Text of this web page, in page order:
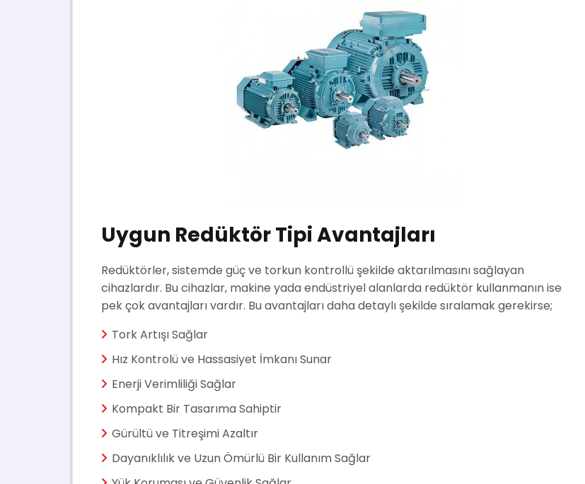
Uygun Redüktör Tipi Avantajları
Redüktörler, sistemde güç ve torkun kontrollü şekilde aktarılmasını sağlayan
cihazlardır. Bu cihazlar, makine yada endüstriyel alanlarda redüktör kullanmanın ise
pek çok avantajları vardır. Bu avantajları daha detaylı şekilde sıralamak gerekirse;
Tork Artışı Sağlar
Hız Kontrolü ve Hassasiyet İmkanı Sunar
Enerji Verimliliği Sağlar
Kompakt Bir Tasarıma Sahiptir
Gürültü ve Titreşimi Azaltır
Dayanıklılık ve Uzun Ömürlü Bir Kullanım Sağlar